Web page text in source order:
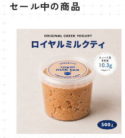
セール中の商品